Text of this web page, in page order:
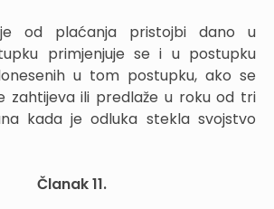
od plaćanja pristojbi dano u
primjenjuje se i u postupku
u tom postupku, ako se
zahtijeva ili predlaže u roku od tri
kada je odluka stekla svojstvo
Članak 11.